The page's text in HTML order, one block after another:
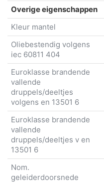
Overige eigenschappen
Kleur mantel
Oliebestendig volgens
iec 60811 404
Euroklasse brandende
vallende
druppels/deeltjes
volgens en 13501 6
Euroklasse brandende
vallende
druppels/deeltjes v en
13501 6
Nom.
geleiderdoorsnede